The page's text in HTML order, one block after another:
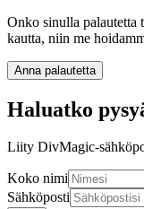
Onko sinulla palautetta
kautta, niin me
Anna palautetta
Haluatko
Liity DivMagic-
Koko nimi
Sähköposti